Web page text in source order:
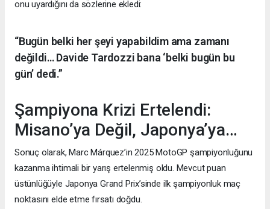
onu uyardığını da sözlerine ekledi:
“Bugün belki her şeyi yapabildim ama zamanı
değildi… Davide Tardozzi bana ‘belki bugün bu
gün’ dedi.”
Şampiyona Krizi Ertelendi:
Misano’ya Değil, Japonya’ya…
Sonuç olarak, Marc Márquez’in 2025 MotoGP şampiyonluğunu
kazanma ihtimali bir yarış ertelenmiş oldu. Mevcut puan
üstünlüğüyle Japonya Grand Prix’sinde ilk şampiyonluk maç
noktasını elde etme fırsatı doğdu.